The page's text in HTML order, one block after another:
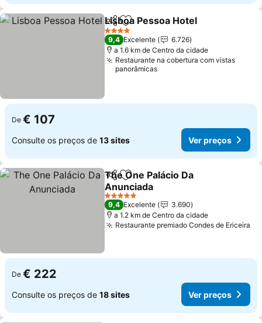
PartilharAdicionar aos favoritos
Lisboa Pessoa Hotel
4 Estrelas
9,4 Excelente
6.726
a 1.6 km de Centro da cidade
Restaurante na cobertura com vistas
panorâmicas
De € 107
Consulte os preços de 13 sites Ver preços
PartilharAdicionar aos favoritos
The One Palácio Da
Anunciada
5 Estrelas
9,4 Excelente
3.690
a 1.2 km de Centro da cidade
Restaurante premiado Condes de Ericeira
De € 222
Consulte os preços de 18 sites Ver preços